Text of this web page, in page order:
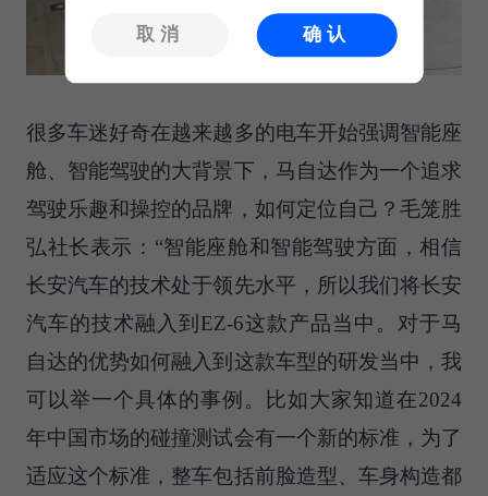
很多车迷好奇在越来越多的电车开始强调智能座
舱、智能驾驶的大背景下，马自达作为一个追求
驾驶乐趣和操控的品牌，如何定位自己？毛笼胜
弘社长表示：“智能座舱和智能驾驶方面，相信
长安汽车的技术处于领先水平，所以我们将长安
汽车的技术融入到EZ-6这款产品当中。对于马
自达的优势如何融入到这款车型的研发当中，我
可以举一个具体的事例。比如大家知道在2024
年中国市场的碰撞测试会有一个新的标准，为了
适应这个标准，整车包括前脸造型、车身构造都
取消 确认